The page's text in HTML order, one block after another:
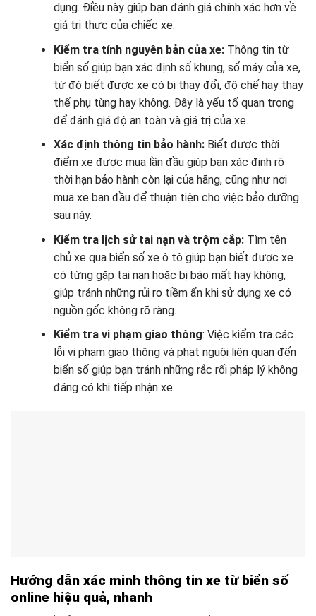
dụng. Điều này giúp bạn đánh giá chính xác hơn về
giá trị thực của chiếc xe.
Kiểm tra tính nguyên bản của xe:Thông tin từ
biển số giúp bạn xác định số khung, số máy của xe,
từ đó biết được xe có bị thay đổi, độ chế hay thay
thế phụ tùng hay không. Đây là yếu tố quan trọng
để đánh giá độ an toàn và giá trị của xe.
Xác định thông tin bảo hành: Biết được thời
điểm xe được mua lần đầu giúp bạn xác định rõ
thời hạn bảo hành còn lại của hãng, cũng như nơi
mua xe ban đầu để thuận tiện cho việc bảo dưỡng
sau này.
Kiểm tra lịch sử tai nạn và trộm cắp: Tìm tên
chủ xe qua biển số xe ô tô giúp bạn biết được xe
có từng gặp tai nạn hoặc bị báo mất hay không,
giúp tránh những rủi ro tiềm ẩn khi sử dụng xe có
nguồn gốc không rõ ràng.
Kiểm tra vi phạm giao thông: Việc kiểm tra các
lỗi vi phạm giao thông và phạt nguội liên quan đến
biển số giúp bạn tránh những rắc rối pháp lý không
đáng có khi tiếp nhận xe.
Hướng dẫn xác minh thông tin xe từ biển số
online hiệu quả, nhanh